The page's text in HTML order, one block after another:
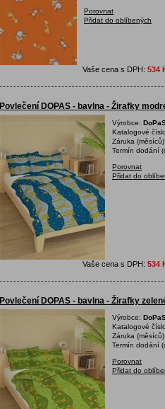
Porovnat
Přidat do oblíbených
Vaše cena s DPH: 534
Povlečení DOPAS - bavlna - Žirafky
Výrobce:
Katalogové
Záruka (měsíců):
Termín dodání
Porovnat
Přidat do
Vaše cena s DPH: 534
Povlečení DOPAS - bavlna - Žirafky
Výrobce:
Katalogové
Záruka (měsíců):
Termín dodání
Porovnat
Přidat do